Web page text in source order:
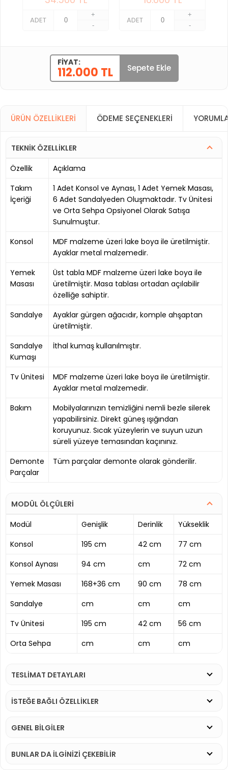
ADET
+
-
ADET
+
-
FIYAT:
112.000 TL Sepete Ekle
ÜRÜN ÖZELLIKLERI ÖDEME SEÇENEKLERI
TEKNİK ÖZELLİKLER
Özellik
Açıklama
Takım
İçeriği
1 Adet Konsol ve Aynası, 1 Adet Yemek Masası,
6 Adet Sandalyeden Oluşmaktadır. Tv Ünitesi
ve Orta Sehpa Opsiyonel Olarak Satışa
Sunulmuştur.
Konsol
MDF malzeme üzeri lake boya ile üretilmiştir.
Ayaklar metal malzemedir.
Yemek
Masası
Üst tabla MDF malzeme üzeri lake boya ile
üretilmiştir. Masa tablası ortadan açılabilir
özelliğe sahiptir.
Sandalye
Ayaklar gürgen ağacıdır, komple ahşaptan
üretilmiştir.
Sandalye
Kumaşı
İthal kumaş kullanılmıştır.
Tv Ünitesi
MDF malzeme üzeri lake boya ile üretilmiştir.
Ayaklar metal malzemedir.
Bakım
Mobilyalarınızın temizliğini nemli bezle silerek
yapabilirsiniz. Direkt güneş ışığından
koruyunuz. Sıcak yüzeylerin ve suyun uzun
süreli yüzeye temasından kaçınınız.
Demonte
Parçalar
Tüm parçalar demonte olarak gönderilir.
MODÜL ÖLÇÜLERİ
Modül
Genişlik Derinlik
Yükseklik
Konsol
195 cm 42 cm
77 cm
Konsol Aynası
94 cm cm
72 cm
Yemek Masası
168+36 cm 90 cm
78 cm
Sandalye
cm cm
cm
Tv Ünitesi
195 cm 42 cm
56 cm
Orta Sehpa
cm cm cm
TESLİMAT DETAYLARI
İSTEĞE BAĞLI ÖZELLİKLER
GENEL BİLGİLER
BUNLAR DA İLGINIZI ÇEKEBILIR